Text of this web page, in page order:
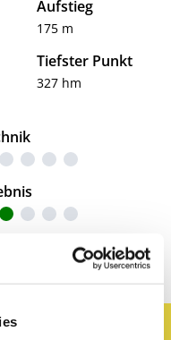
Aufstieg
175 m
Tiefster Punkt
327 hm
Tour